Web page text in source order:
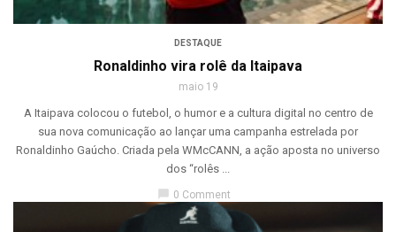
DESTAQUE
Ronaldinho vira rolê da Itaipava
maio 19
A Itaipava colocou o futebol, o humor e a cultura digital no centro de
sua nova comunicação ao lançar uma campanha estrelada por
Ronaldinho Gaúcho. Criada pela WMcCANN, a ação aposta no universo
dos “rolês ...
chat_bubble 0 Comment